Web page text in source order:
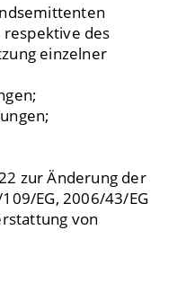
zur Änderung der
EG, 2006/43/EG
von